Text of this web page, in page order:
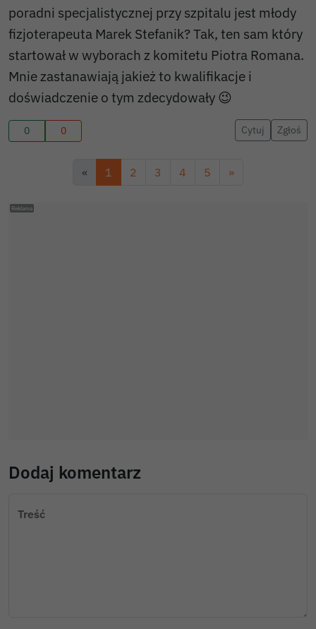
poradni specjalistycznej przy szpitalu jest młody
fizjoterapeuta Marek Stefanik? Tak, ten sam który
startował w wyborach z komitetu Piotra Romana.
Mnie zastanawiają jakież to kwalifikacje i
doświadczenie o tym zdecydowały 😉
0 0 Cytuj Zgłoś
« 1 2 3 4 5 »
Dodaj komentarz
Treść